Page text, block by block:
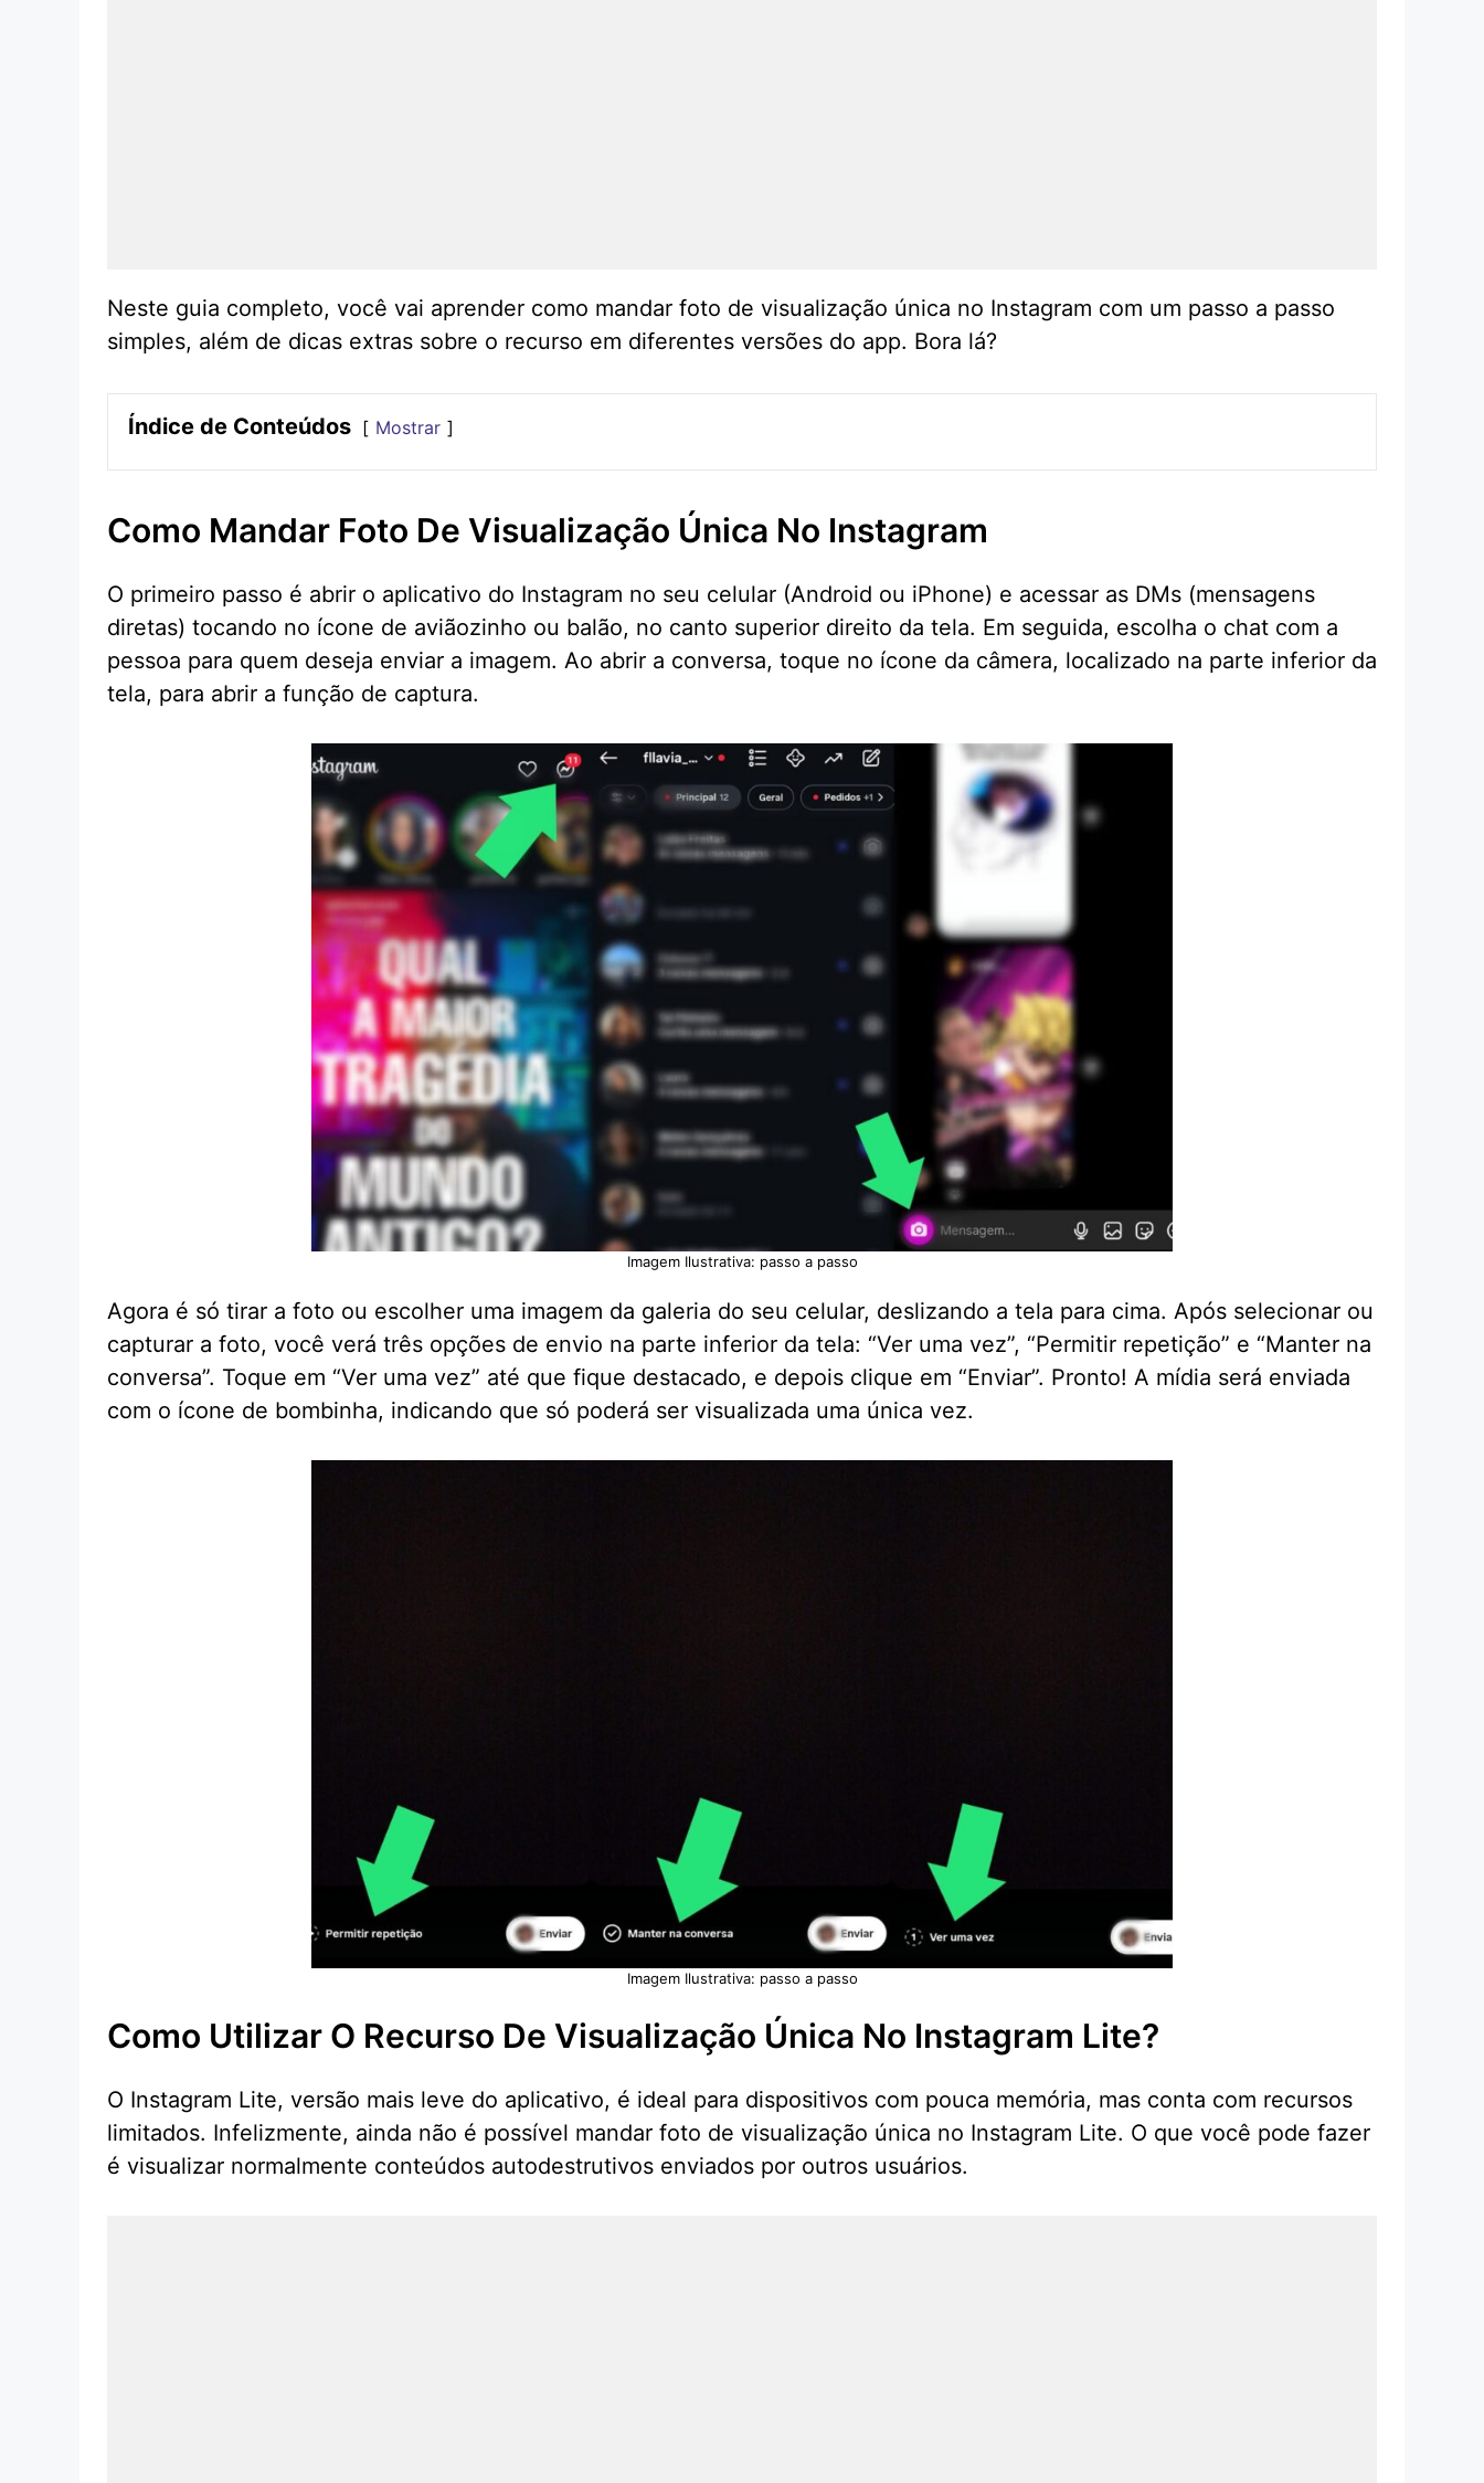
Neste guia completo, você vai aprender como mandar foto de visualização única no Instagram com um passo a passo
simples, além de dicas extras sobre o recurso em diferentes versões do app. Bora lá?
Índice de Conteúdos Mostrar
Como Mandar Foto De Visualização Única No Instagram
O primeiro passo é abrir o aplicativo do Instagram no seu celular (Android ou iPhone) e acessar as DMs (mensagens
diretas) tocando no ícone de aviãozinho ou balão, no canto superior direito da tela. Em seguida, escolha o chat com a
pessoa para quem deseja enviar a imagem. Ao abrir a conversa, toque no ícone da câmera, localizado na parte inferior da
tela, para abrir a função de captura.
Imagem Ilustrativa: passo a passo
Agora é só tirar a foto ou escolher uma imagem da galeria do seu celular, deslizando a tela para cima. Após selecionar ou
capturar a foto, você verá três opções de envio na parte inferior da tela: “Ver uma vez”, “Permitir repetição” e “Manter na
conversa”. Toque em “Ver uma vez” até que fique destacado, e depois clique em “Enviar”. Pronto! A mídia será enviada
com o ícone de bombinha, indicando que só poderá ser visualizada uma única vez.
Imagem Ilustrativa: passo a passo
Como Utilizar O Recurso De Visualização Única No Instagram Lite?
O Instagram Lite, versão mais leve do aplicativo, é ideal para dispositivos com pouca memória, mas conta com recursos
limitados. Infelizmente, ainda não é possível mandar foto de visualização única no Instagram Lite. O que você pode fazer
é visualizar normalmente conteúdos autodestrutivos enviados por outros usuários.